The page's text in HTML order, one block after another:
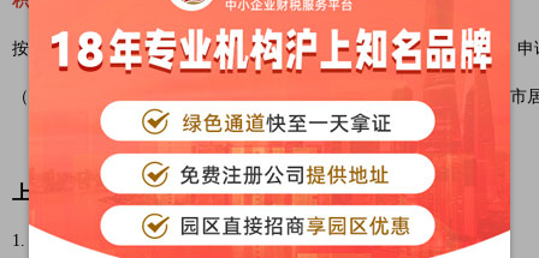
按常规积分确认（续办）办理，由持证人网上填写积分确认（续办）
（续办）手续。待积分确认（续办）审批通过后再打印新的《<上海市
上海居住证积分通知单：单位变更流程
1. 用人单位需经网上注册并经受理点审核通过。